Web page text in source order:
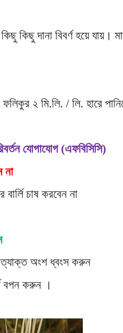
কিছু দানা বিবর্ণ হয়ে যায়।
২ মি.লি. / লি. হারে
যোগাযোগ (এফবিসিসি)
না
চাষ করবেন না
অংশ ধ্বংস করুন
বপন করুন ।